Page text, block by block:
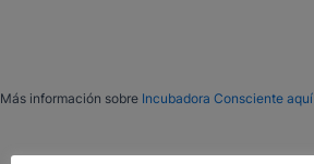
Más información sobre Incubadora Consciente aquí